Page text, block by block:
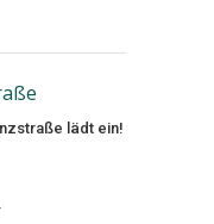
lädt ein!